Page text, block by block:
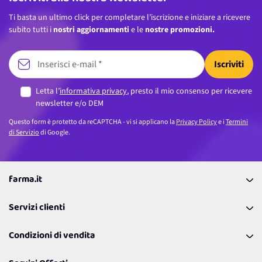
Ti basta un ultimo click per completare l’iscrizione e iniziare a ricevere
subito tutti i nostri aggiornamenti e le nostre promozioni.
Iscriviti
Letta l’informativa privacy, presto il mio consenso per ricevere
newsletter e/o DEM
Questo form è protetto da reCAPTCHA - vi si applicano laPrivacy Policye iTermini
di Serviziodi Google.
farma.it
Coupon
Lavora con noi
Servizi clienti
Richiamami
Condizioni di vendita